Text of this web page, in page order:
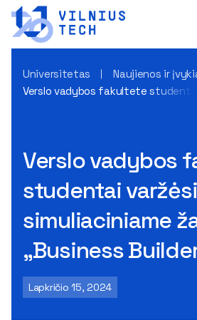
Universitetas
Naujienos ir
Verslo vadybos fakultete
Verslo vadybos
studentai varžėsi
simuliaciniame
„Business
Lapkričio 15, 2024